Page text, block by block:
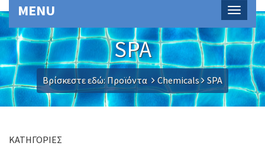
MENU
SPA
Βρίσκεστε εδώ: Προϊόντα Chemicals SPA
ΚΑΤΗΓΟΡΊΕΣ